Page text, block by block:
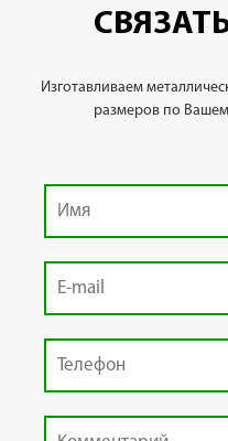
Изготавливаем
размеров по